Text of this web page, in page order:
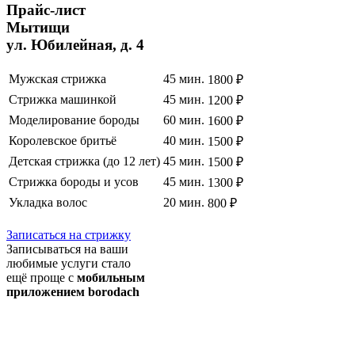
Прайс-лист
Мытищи
ул. Юбилейная, д. 4
Мужская стрижка 45 мин. 1800 ₽
Стрижка машинкой
45 мин. 1200 ₽
Моделирование бороды
60 мин. 1600 ₽
Королевское бритьё
40 мин. 1500 ₽
Детская стрижка (до 12 лет) 45 мин. 1500 ₽
Стрижка бороды и усов
45 мин. 1300 ₽
Укладка волос
20 мин. 800 ₽
Записаться на стрижку
Записываться на ваши
любимые услуги стало
ещё проще с мобильным
приложением borodach